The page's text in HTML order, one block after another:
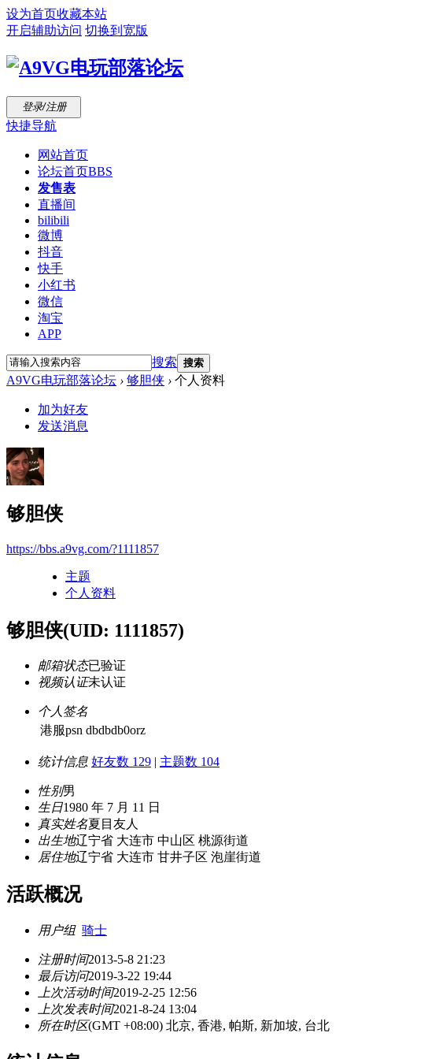
设为首页收藏本站
开启辅助访问 切换到宽版
登录/注册
快捷导航
网站首页
论坛首页BBS
发售表
直播间
bilibili
微博
抖音
快手
小红书
微信
淘宝
APP
搜索 搜索
A9VG电玩部落论坛 › 够胆侠 › 个人资料
加为好友
发送消息
够胆侠
https://bbs.a9vg.com/?1111857
主题
个人资料
够胆侠(UID: 1111857)
邮箱状态已验证
视频认证未认证
个人签名
港服psn dbdbdb0orz
统计信息 好友数 129 | 主题数 104
性别男
生日1980 年 7 月 11 日
真实姓名夏目友人
出生地辽宁省 大连市 中山区 桃源街道
居住地辽宁省 大连市 甘井子区 泡崖街道
活跃概况
用户组 骑士
注册时间2013-5-8 21:23
最后访问2019-3-22 19:44
上次活动时间2019-2-25 12:56
上次发表时间2021-8-24 13:04
所在时区(GMT +08:00) 北京, 香港, 帕斯, 新加坡, 台北